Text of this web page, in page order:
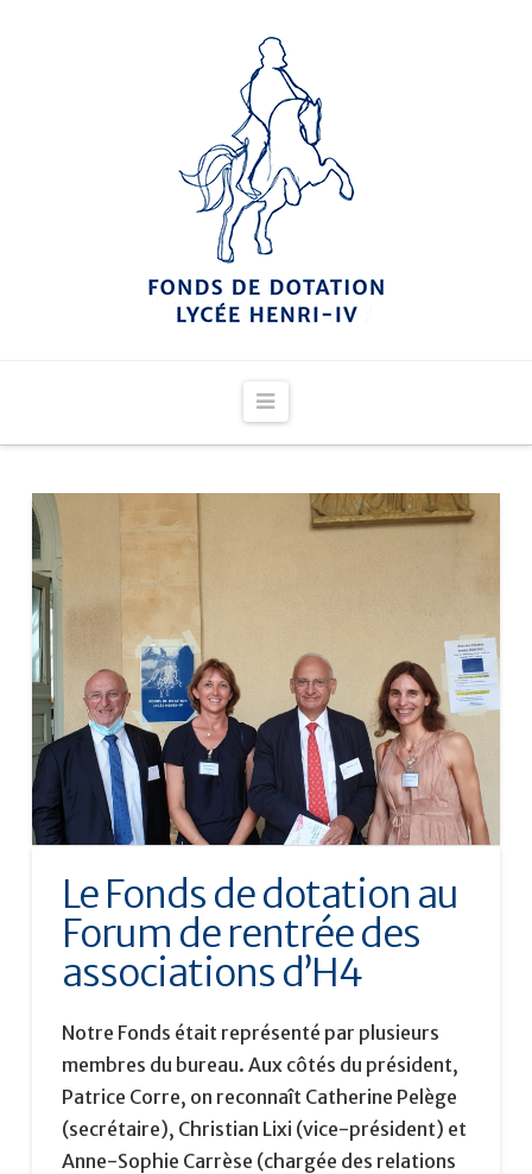
Navigation
Le Fonds de dotation au
Forum de rentrée des
associations d’H4
Notre Fonds était représenté par plusieurs
membres du bureau. Aux côtés du président,
Patrice Corre, on reconnaît Catherine Pelège
(secrétaire), Christian Lixi (vice-président) et
Anne-Sophie Carrèse (chargée des relations